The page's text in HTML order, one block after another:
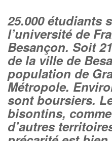
25.000 étudiants
l’université de
Besançon. Soit
de la ville de
population de
Métropole.
sont boursiers.
bisontins,
d’autres